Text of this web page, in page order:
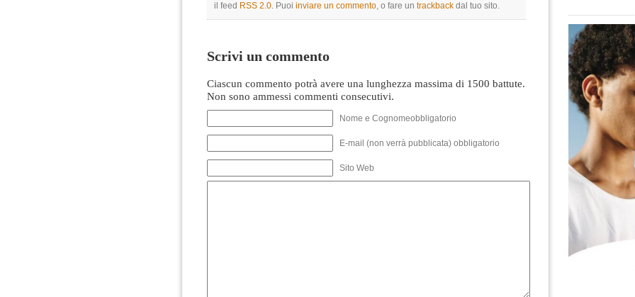
il feed RSS 2.0. Puoi inviare un commento, o fare un trackback dal tuo sito.
Scrivi un commento
Ciascun commento potrà avere una lunghezza massima di 1500 battute.
Non sono ammessi commenti consecutivi.
Nome e Cognomeobbligatorio
E-mail (non verrà pubblicata) obbligatorio
Sito Web